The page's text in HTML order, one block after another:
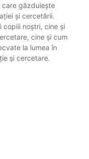
care găzduiește
și cercetării.
copiii noștri, cine și
cine și cum
la lumea în
și cercetare.